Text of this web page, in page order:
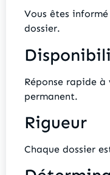
Vous êtes
dossier.
Réponse rapide
permanent.
Rigueur
Chaque dossier